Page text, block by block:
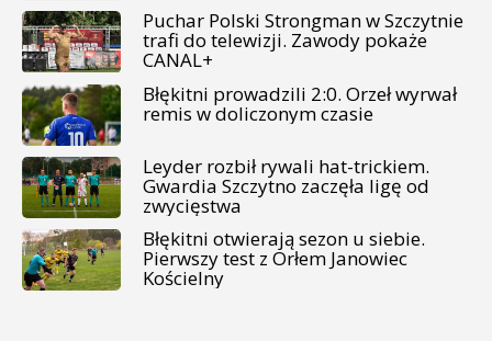
Puchar Polski Strongman w Szczytnie
trafi do telewizji. Zawody pokaże
CANAL+
Błękitni prowadzili 2:0. Orzeł wyrwał
remis w doliczonym czasie
Leyder rozbił rywali hat-trickiem.
Gwardia Szczytno zaczęła ligę od
zwycięstwa
Błękitni otwierają sezon u siebie.
Pierwszy test z Orłem Janowiec
Kościelny